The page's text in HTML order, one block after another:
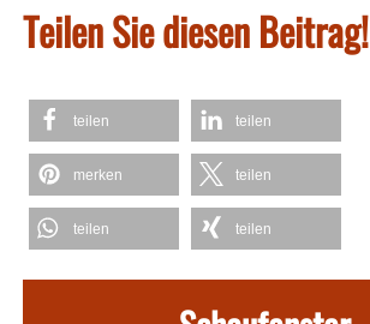
Teilen Sie diesen Beitrag!
teilen teilen
merken teilen
teilen teilen